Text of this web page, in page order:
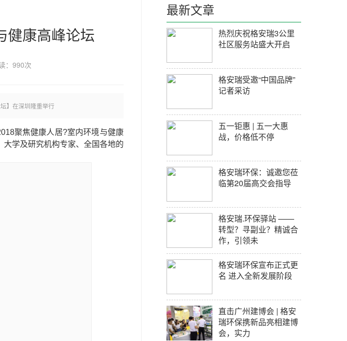
健康高峰论坛
： 990次
】在深圳隆重举行
聚焦健康人居?室内环境与健康
学及研究机构专家、全国各地的
最新文章
热烈庆祝格安瑞3公里
社区服务站盛大开启
格安瑞受邀“中国品牌”
记者采访
五一钜惠 | 五一大惠
战，价格低不停
格安瑞环保：诚邀您莅
临第20届高交会指导
格安瑞.环保驿站 ——
转型？寻副业？精诚合
作，引领未
格安瑞环保宣布正式更
名 进入全新发展阶段
直击广州建博会 | 格安
瑞环保携新品亮相建博
会，实力